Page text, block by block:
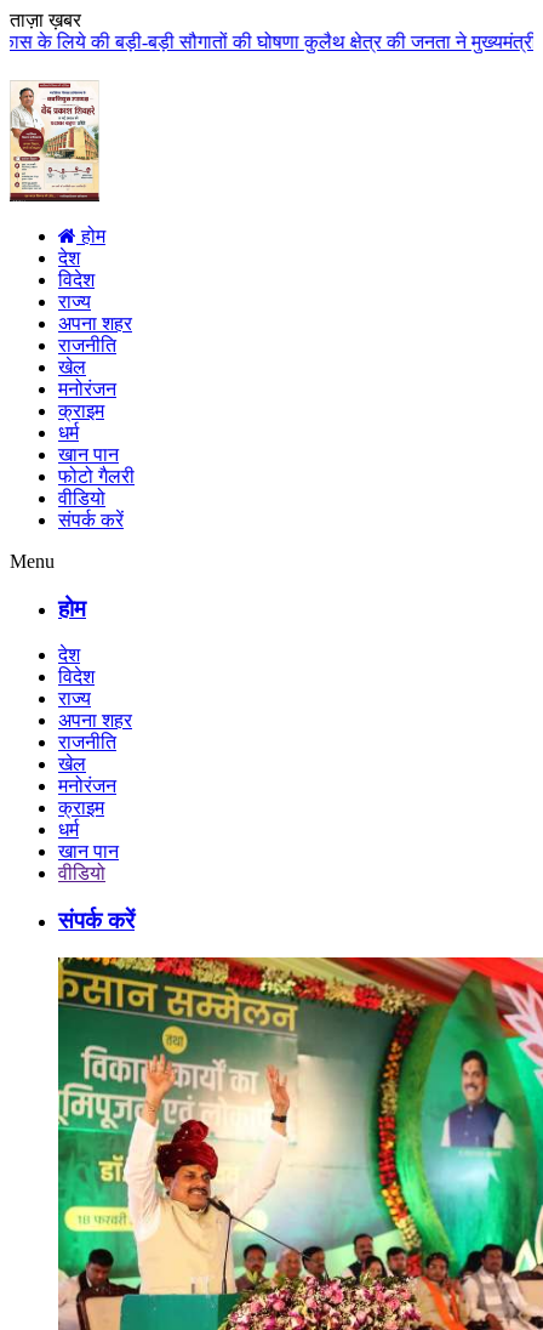
ताज़ा ख़बर
की घोषणा कुलैथ क्षेत्र की जनता ने मुख्यमंत्री डॉ. यादव का किया
होम
देश
विदेश
राज्य
अपना शहर
राजनीति
खेल
मनोरंजन
क्राइम
धर्म
खान पान
फोटो गैलरी
वीडियो
संपर्क करें
Menu
होम
देश
विदेश
राज्य
अपना शहर
राजनीति
खेल
मनोरंजन
क्राइम
धर्म
खान पान
वीडियो
संपर्क करें